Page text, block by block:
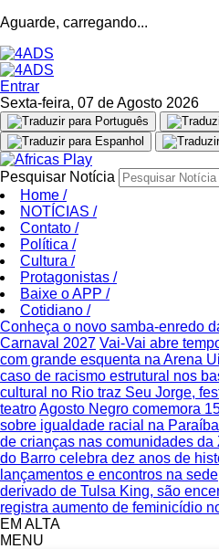
Aguarde, carregando...
Entrar
Sexta-feira, 07 de Agosto 2026
Pesquisar Notícia
Home /
NOTÍCIAS /
Contato /
Política /
Cultura /
Protagonistas /
Baixe o APP /
Cotidiano /
Conheça o novo samba-enredo
Carnaval 2027 Vai-Vai abre
com grande esquenta na Arena
caso de racismo estrutural nos
cultural no Rio traz Seu Jorge,
teatroAgosto Negro comemora
sobre igualdade racial na Paraíba
de crianças nas comunidades da
do Barro celebra dez anos de
lançamentos e encontros na sede
derivado de Tulsa King, são
registra aumento de feminicídio
EM ALTA
MENU